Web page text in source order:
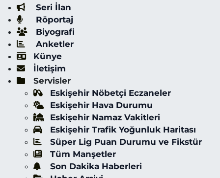
Seri İlan
Röportaj
Biyografi
Anketler
Künye
İletişim
Servisler
Eskişehir Nöbetçi Eczaneler
Eskişehir Hava Durumu
Eskişehir Namaz Vakitleri
Eskişehir Trafik Yoğunluk Haritası
Süper Lig Puan Durumu ve Fikstür
Tüm Manşetler
Son Dakika Haberleri